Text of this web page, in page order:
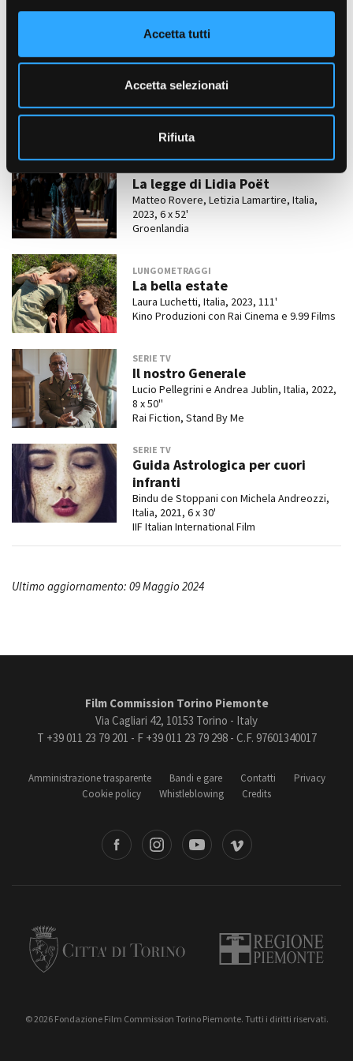
Accetta tutti
Accetta selezionati
Rifiuta
Cattleya
Cuori 2
Riccardo Donna, Italia, 2023, 12 x 50'
Aurora Tv, Rai Fiction e Centro di
Produzione Rai Torino.
La legge di Lidia Poët
Matteo Rovere, Letizia Lamartire, Italia,
2023, 6 x 52'
Groenlandia
LUNGOMETRAGGI
La bella estate
Laura Luchetti, Italia, 2023, 111'
Kino Produzioni con Rai Cinema e 9.99 Films
SERIE TV
Il nostro Generale
Lucio Pellegrini e Andrea Jublin, Italia, 2022,
8 x 50''
Rai Fiction, Stand By Me
SERIE TV
Guida Astrologica per cuori
infranti
Bindu de Stoppani con Michela Andreozzi,
Italia, 2021, 6 x 30'
IIF Italian International Film
Ultimo aggiornamento: 09 Maggio 2024
Film Commission Torino Piemonte
Via Cagliari 42, 10153 Torino - Italy
T +39 011 23 79 201 - F +39 011 23 79 298 - C.F. 97601340017
Amministrazione trasparente Bandi e gare Contatti
Privacy
Cookie policy
Whistleblowing Credits
Vimeo
Regione Piemonte
© 2026 Fondazione Film Commission Torino Piemonte. Tutti i diritti riservati.